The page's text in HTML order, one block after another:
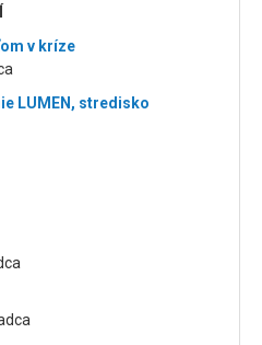
v kríze
LUMEN, stredisko